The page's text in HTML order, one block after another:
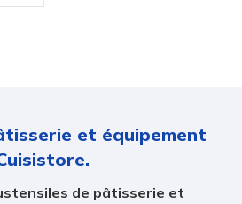
et équipement
de pâtisserie et